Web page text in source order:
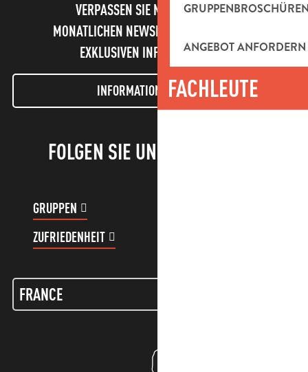
ANGEBOT ANFORDERN
FACHLEUTE
VERPASSEN SIE NICHT UNSEREN
MONATLICHEN NEWSLETTER UND UNSERE
EXKLUSIVEN INFORMATIONEN!
INFORMATIONEN LETTER
FOLGEN SIE UNS!
GRUPPEN
ZUFRIEDENHEIT